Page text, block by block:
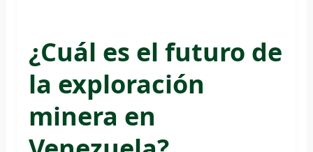
¿Cuál es el futuro de
la exploración
minera en